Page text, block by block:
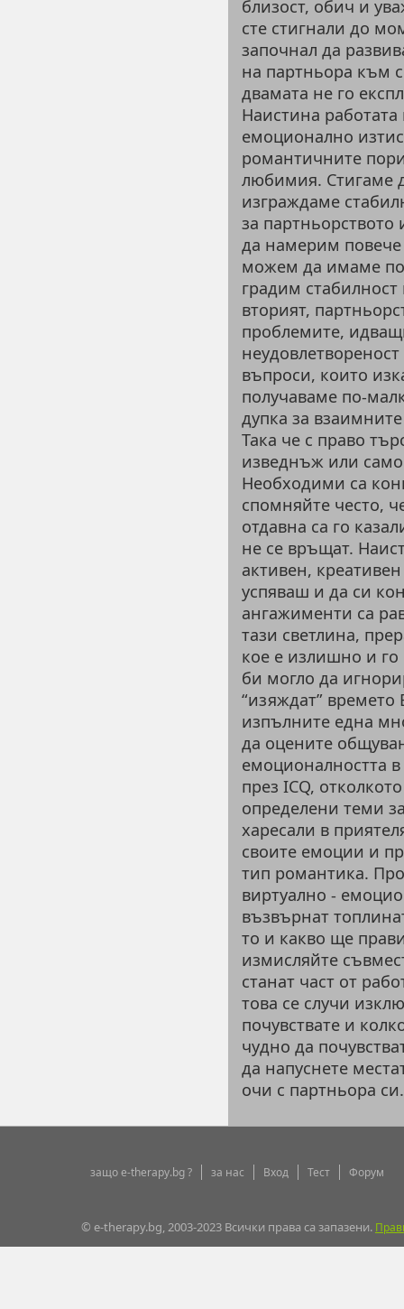
близост, обич и
сте стигнали до
започнал да
на партньора към
двамата не го
Наистина
емоционално
романтичните
любимия. Стигаме
изграждаме
за
да намерим повече
можем да имаме
градим
вторият,
проблемите,
въпроси, които
получаваме по-
дупка за
Така че с право
изведнъж или само
Необходими са
спомняйте често,
отдавна са го
не се връщат.
активен,
успяваш и да си
ангажименти са
тази светлина,
кое е излишно и го
би могло да
“изяждат”
изпълните една
да оцените
емоционалността в
през ICQ,
определени теми
харесали в
своите емоции и
тип романтика.
виртуално -
възвърнат
то и какво ще
измисляйте
станат част от
това се случи
почувствате и
чудно да
да напуснете
очи с партньора
защо e-therapy.bg ? за нас Вход Тест Форум
© e-therapy.bg, 2003-2023 Всички права са запазени.